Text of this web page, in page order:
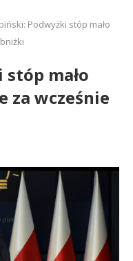
Podwyżki stóp mało
mało
za wcześnie